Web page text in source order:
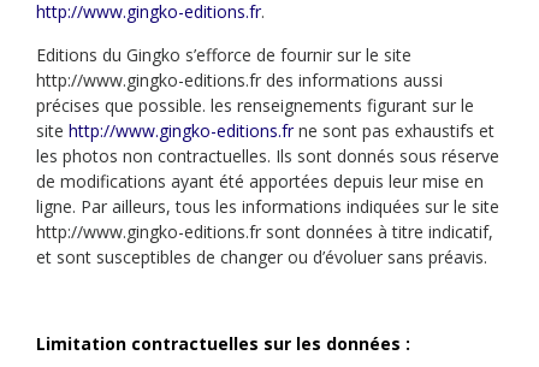
http://www.gingko-editions.fr.
Editions du Gingko s’efforce de fournir sur le site
http://www.gingko-editions.fr des informations aussi
précises que possible. les renseignements figurant sur le
site http://www.gingko-editions.frne sont pas exhaustifs et
les photos non contractuelles. Ils sont donnés sous réserve
de modifications ayant été apportées depuis leur mise en
ligne. Par ailleurs, tous les informations indiquées sur le site
http://www.gingko-editions.fr sont données à titre indicatif,
et sont susceptibles de changer ou d’évoluer sans préavis.
Limitation contractuelles sur les données :